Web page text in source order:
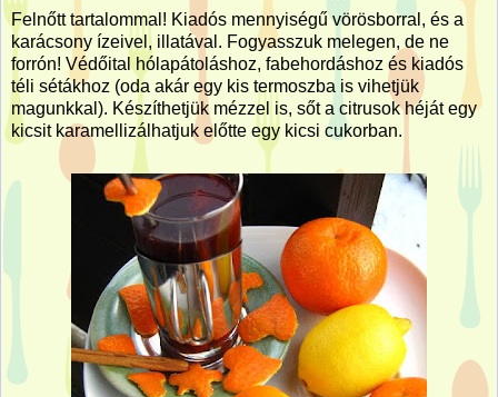
Felnőtt tartalommal! Kiadós mennyiségű vörösborral, és a
karácsony ízeivel, illatával. Fogyasszuk melegen, de ne
forrón! Védőital hólapátoláshoz, fabehordáshoz és kiadós
téli sétákhoz (oda akár egy kis termoszba is vihetjük
magunkkal). Készíthetjük mézzel is, sőt a citrusok héját egy
kicsit karamellizálhatjuk előtte egy kicsi cukorban.